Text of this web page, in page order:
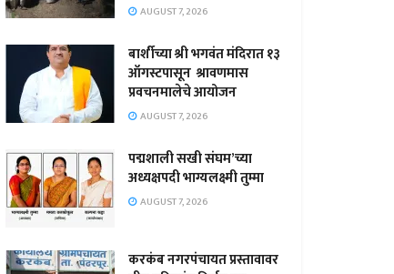
AUGUST 7, 2026
बार्शीच्या श्री भगवंत मंदिरात १३
ऑगस्टपासून श्रावणमास
प्रवचनमालेचे आयोजन
AUGUST 7, 2026
पद्मशाली सखी संघम’च्या
अध्यक्षपदी भाग्यलक्ष्मी तुम्मा
AUGUST 7, 2026
करकंब नगरपंचायत प्रस्तावावर